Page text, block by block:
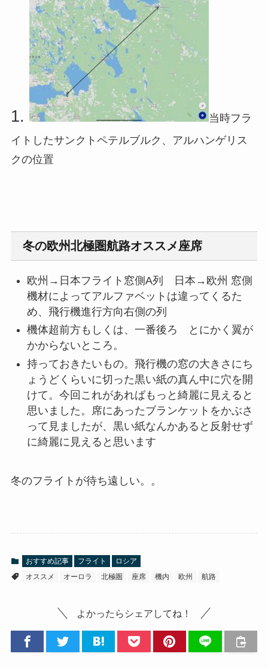
当時フラ
イトしたサンクトペテルブルク、アルハンゲリス
クの位置
冬の欧州北極圏航路オススメ座席
欧州→日本フライト窓側A列 日本→欧州 窓側
機材によってアルファベットは違ってくるた
め、飛行機進行方向右側の列
機体超前方もしくは、一番後ろ とにかく翼が
かからないところ。
持っておきたいもの。飛行機の窓の大きさにち
ょうどくらいに切った黒い紙の真ん中に穴を開
けて。今回これがあればもっと綺麗に見えると
思いました。席にあったブランケットをかぶさ
って見ましたが、黒い紙なんかあると反射せず
に綺麗に見えると思います
冬のフライトが待ち遠しい。。
おすすめ記事 フライト
ロシア
オススメ
オーロラ 北極圏 座席 機内 欧州 航路
よかったらシェアしてね！